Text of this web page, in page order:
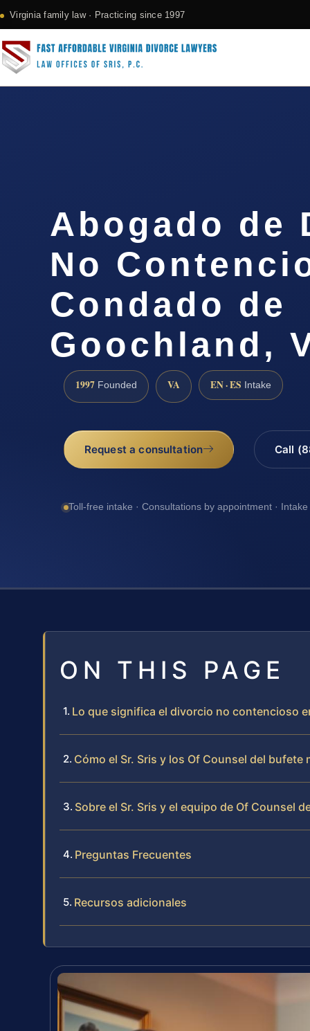
Virginia family law · Practicing since 1997
Abogado de
No
Condado de
Goochland,
1997 Founded VA EN · ES Intake
Request a consultation Call
Toll-free intake · Consultations by appointment ·
ON THIS PAGE
Lo que significa el divorcio no contencioso
Cómo el Sr. Sris y los Of Counsel del
Sobre el Sr. Sris y el equipo de Of Counsel
Preguntas Frecuentes
Recursos adicionales